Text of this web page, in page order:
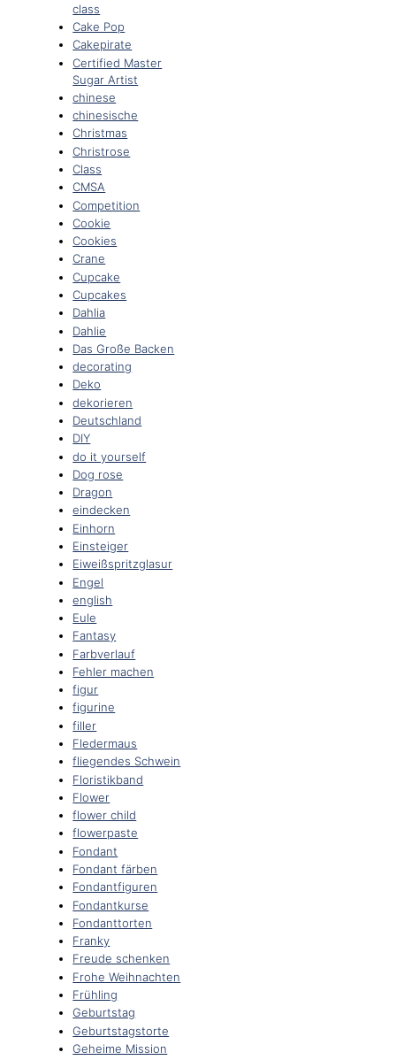
class
Cake Pop
Cakepirate
Certified Master
Sugar Artist
chinese
chinesische
Christmas
Christrose
Class
CMSA
Competition
Cookie
Cookies
Crane
Cupcake
Cupcakes
Dahlia
Dahlie
Das Große Backen
decorating
Deko
dekorieren
Deutschland
DIY
do it yourself
Dog rose
Dragon
eindecken
Einhorn
Einsteiger
Eiweißspritzglasur
Engel
english
Eule
Fantasy
Farbverlauf
Fehler machen
figur
figurine
filler
Fledermaus
fliegendes Schwein
Floristikband
Flower
flower child
flowerpaste
Fondant
Fondant färben
Fondantfiguren
Fondantkurse
Fondanttorten
Franky
Freude schenken
Frohe Weihnachten
Frühling
Geburtstag
Geburtstagstorte
Geheime Mission